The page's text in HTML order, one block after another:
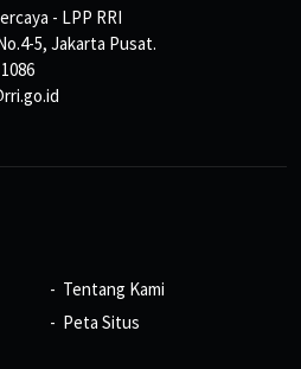
- LPP RRI
5, Jakarta Pusat.
Tentang Kami
Peta Situs